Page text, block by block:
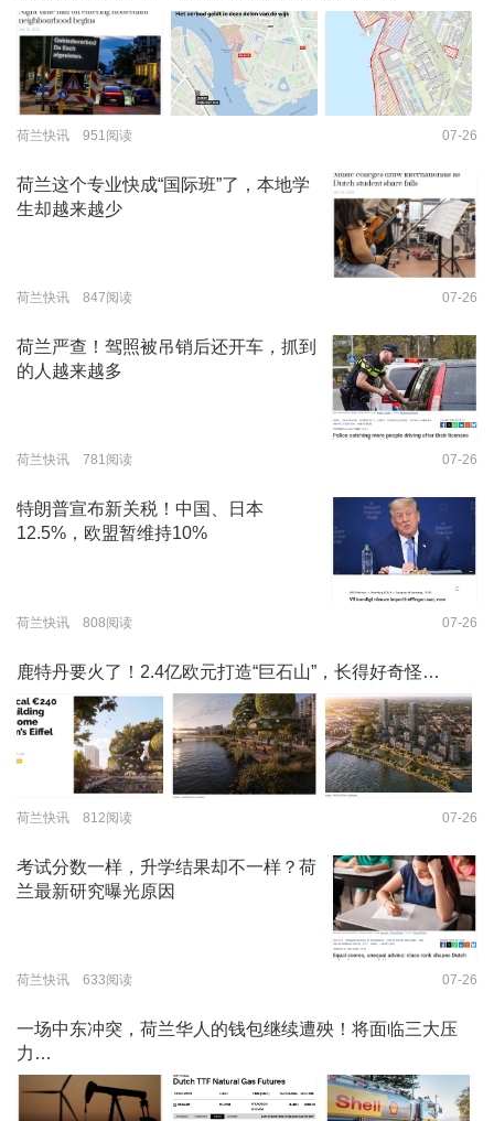
荷兰快讯 951阅读 07-26
荷兰这个专业快成“国际班”了，本地学
生却越来越少
荷兰快讯 847阅读 07-26
荷兰严查！驾照被吊销后还开车，抓到
的人越来越多
荷兰快讯 781阅读 07-26
特朗普宣布新关税！中国、日本
12.5%，欧盟暂维持10%
荷兰快讯 808阅读 07-26
鹿特丹要火了！2.4亿欧元打造“巨石山”，长得好奇怪…
荷兰快讯 812阅读 07-26
考试分数一样，升学结果却不一样？荷
兰最新研究曝光原因
荷兰快讯 633阅读 07-26
一场中东冲突，荷兰华人的钱包继续遭殃！将面临三大压
力…